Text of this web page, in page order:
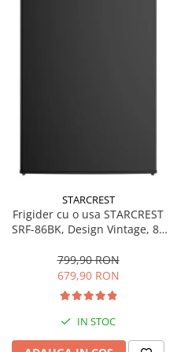
Accesorii aparate climatizare
Aeroterme
Aparate de spalat cu presiune
Climatizare
Purificatoare
Ingrijire personala
Aparate & Accesorii ingrijire
STARCREST
Frigider cu o usa STARCREST
SRF-86BK, Design Vintage, 85
interioara, H 84 cm, Negru
799,90 RON
679,90 RON
IN STOC